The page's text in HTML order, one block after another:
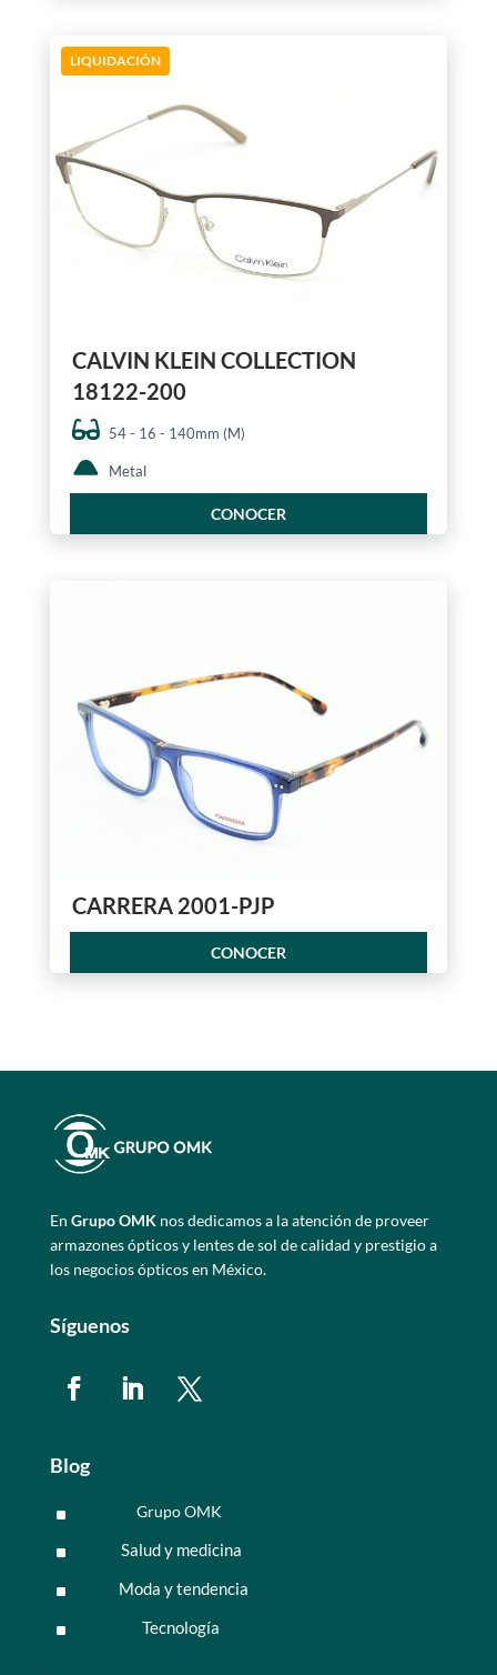
LIQUIDACIÓN
CALVIN KLEIN COLLECTION
18122-200
54 - 16 - 140mm (M)
Metal
CONOCER
CARRERA 2001-PJP
CONOCER
En Grupo OMKnos dedicamos a la atención de proveer
armazones ópticos y lentes de sol de calidad y prestigio a
los negocios ópticos en México.
Síguenos
Blog
^ Grupo OMK
^ Salud y medicina
^ Moda y tendencia
^ Tecnología